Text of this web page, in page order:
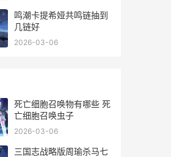
鸣潮卡提希娅共鸣链抽到
几链好
2026-03-06
死亡细胞召唤物有哪些 死
亡细胞召唤虫子
2026-03-06
三国志战略版周瑜杀马七